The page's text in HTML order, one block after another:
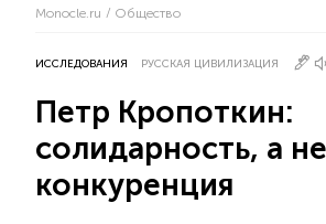
Monocle.ru Общество
ИССЛЕДОВАНИЯ РУССКАЯ ЦИВИЛИЗАЦИЯ
Петр Кропоткин:
солидарность, а не
конкуренция